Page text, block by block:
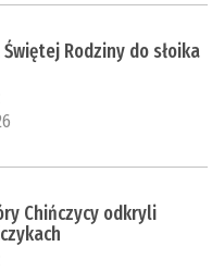
Rodziny do słoika
Chińczycy odkryli